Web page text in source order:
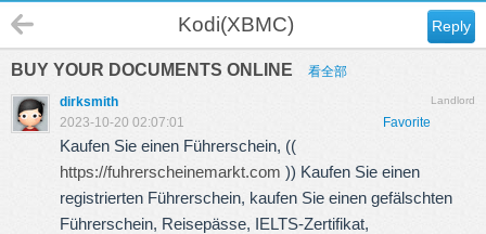
Reply
Kodi(XBMC)
BUY YOUR DOCUMENTS ONLINE 看全部
Landlord
dirksmith
Favorite
2023-10-20 02:07:01
Kaufen Sie einen Führerschein, ((
https://fuhrerscheinemarkt.com )) Kaufen Sie einen
registrierten Führerschein, kaufen Sie einen gefälschten
Führerschein, Reisepässe, IELTS-Zertifikat,